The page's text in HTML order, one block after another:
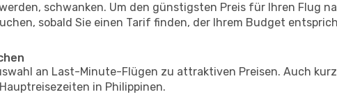
schwanken. Um den günstigsten Preis für Ihren Flug
sobald Sie einen Tarif finden, der Ihrem Budget
an Last-Minute-Flügen zu attraktiven Preisen. Auch
in Philippinen.